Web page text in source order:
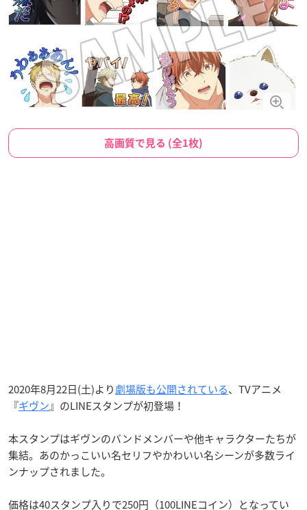
高画質で見る (全1枚)
2020年8月22日(土)より劇場版も公開されている、TVアニメ
『ギヴン』のLINEスタンプが初登場！
本スタンプはギヴンのバンドメンバーや他キャラクターたちが
集結。あのかっこいい名セリフやかわいい名シーンが多数ライ
ンナップされました。
価格は40スタンプ入りで250円（100LINEコイン）となってい